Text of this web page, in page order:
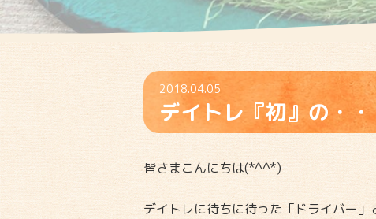
2018.04.05
デイトレ『初』の・
皆さまこんにちは(*^^*)
デイトレに待ちに待った「ドライバー